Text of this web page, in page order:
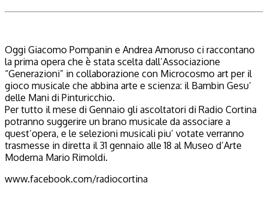
Oggi Giacomo Pompanin e Andrea Amoruso ci raccontano
la prima opera che è stata scelta dall’Associazione
“Generazioni” in collaborazione con Microcosmo art per il
gioco musicale che abbina arte e scienza: il Bambin Gesu’
delle Mani di Pinturicchio.
Per tutto il mese di Gennaio gli ascoltatori di Radio Cortina
potranno suggerire un brano musicale da associare a
quest’opera, e le selezioni musicali piu’ votate verranno
trasmesse in diretta il 31 gennaio alle 18 al Museo d’Arte
Moderna Mario Rimoldi.
www.facebook.com/radiocortina